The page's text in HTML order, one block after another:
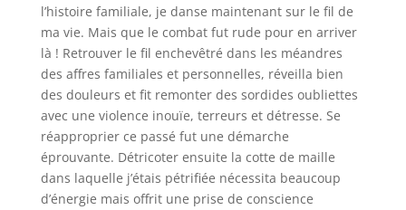
l’histoire familiale, je danse maintenant sur le fil de
ma vie. Mais que le combat fut rude pour en arriver
là ! Retrouver le fil enchevêtré dans les méandres
des affres familiales et personnelles, réveilla bien
des douleurs et fit remonter des sordides oubliettes
avec une violence inouïe, terreurs et détresse. Se
réapproprier ce passé fut une démarche
éprouvante. Détricoter ensuite la cotte de maille
dans laquelle j’étais pétrifiée nécessita beaucoup
d’énergie mais offrit une prise de conscience